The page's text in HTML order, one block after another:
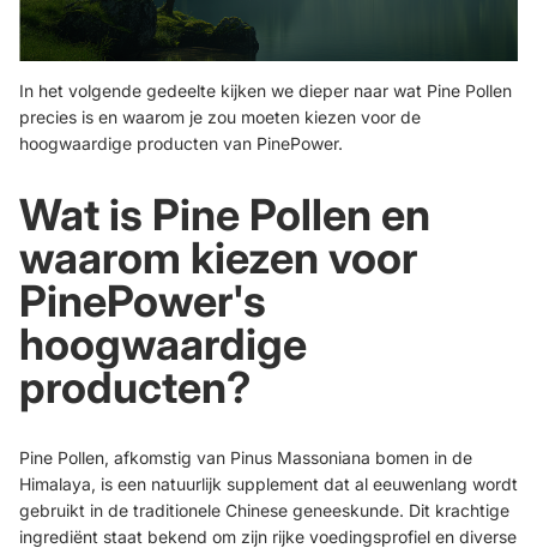
In het volgende gedeelte kijken we dieper naar wat Pine Pollen
precies is en waarom je zou moeten kiezen voor de
hoogwaardige producten van PinePower.
Wat is Pine Pollen en
waarom kiezen voor
PinePower's
hoogwaardige
producten?
Pine Pollen, afkomstig van Pinus Massoniana bomen in de
Himalaya, is een natuurlijk supplement dat al eeuwenlang wordt
gebruikt in de traditionele Chinese geneeskunde. Dit krachtige
ingrediënt staat bekend om zijn rijke voedingsprofiel en diverse